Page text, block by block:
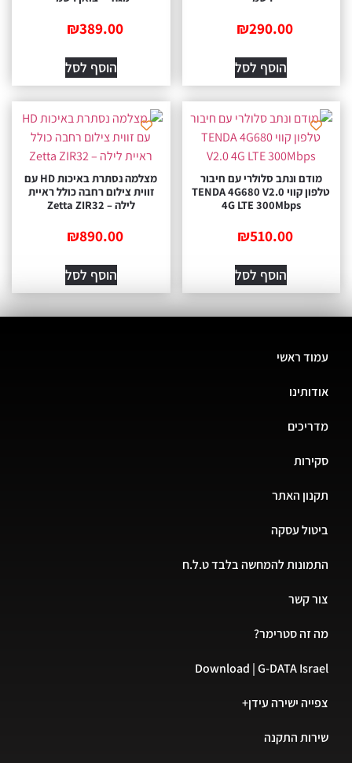
₪290.00
הוסף לסל
₪389.00
הוסף לסל
ונתב סלולרי עם חיבור
טלפון קווי TENDA 4G680 V2.0
4G LTE 300Mbps
₪510.00
הוסף לסל
מצלמה נסתרת באיכות HD עם
זווית צילום רחבה כולל ראיית
₪890.00
הוסף לסל
ראשי
האתר
עסקה
להמחשה בלבד ט.ל.ח
קשר
זה סטרימר?
Download | G-DATA
ישירה עידן+
התקנה